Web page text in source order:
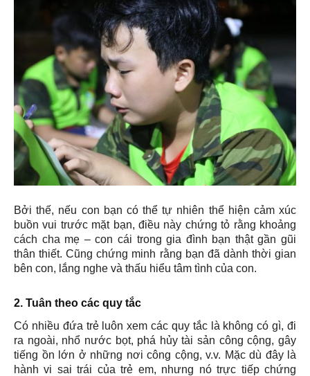
Bởi thế, nếu con bạn có thể tự nhiên thể hiện cảm xúc
buồn vui trước mặt bạn, điều này chứng tỏ rằng khoảng
cách cha mẹ – con cái trong gia đình bạn thật gần gũi
thân thiết. Cũng chứng minh rằng bạn đã dành thời gian
bên con, lắng nghe và thấu hiểu tâm tình của con.
2. Tuân theo các quy tắc
Có nhiều đứa trẻ luôn xem các quy tắc là không có gì, đi
ra ngoài, nhổ nước bọt, phá hủy tài sản công cộng, gây
tiếng ồn lớn ở những nơi công cộng, v.v. Mặc dù đây là
hành vi sai trái của trẻ em, nhưng nó trực tiếp chứng